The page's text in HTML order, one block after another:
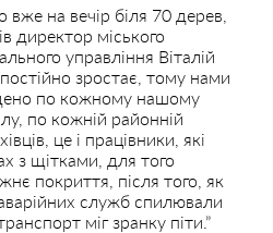
вже на вечір біля 70 дерев,
директор міського
управління Віталій
постійно зростає, тому нами
по кожному нашому
по кожній районній
це і працівники, які
з щітками, для того
покриття, після того, як
служб спилювали
міг зранку піти.”